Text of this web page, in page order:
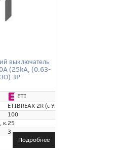
выключатель
(25kA, (0.63-
3P
ETI
ETIBREAK 2R (с УЗО)
100
кА:25
3
Подробнее